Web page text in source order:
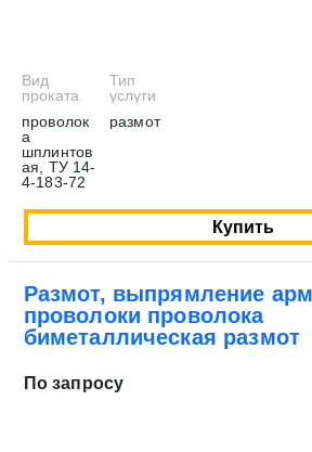
Вид
проката
проволок
а
шплинтов
ая, ТУ 14-
4-183-72
Тип
услуги
размот
Купить
Размот, выпрямление
проволоки проволока
биметаллическая размот
По запросу